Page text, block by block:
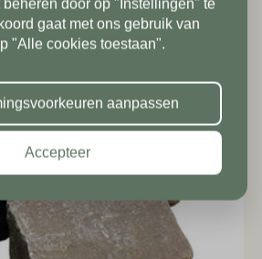
we jullie graag weer bij
de showroom. Fijne
vakantie!
door op "Instellingen" te
gaat met ons gebruik van
"Alle cookies toestaan".
aanpassen
Accepteer